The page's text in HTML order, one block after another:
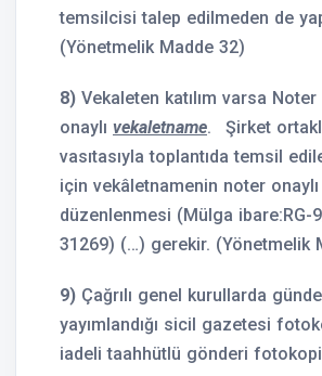
temsilcisi talep edilmeden de
(Yönetmelik Madde 32)
8) Vekaleten katılım varsa Noter
onaylı vekaletname.
Şirket
vasıtasıyla toplantıda temsil
için vekâletnamenin noter
düzenlenmesi (Mülga ibare:RG-
31269) (…) gerekir. (Yönetmelik
9) Çağrılı genel kurullarda
yayımlandığı sicil gazetesi
iadeli taahhütlü gönderi